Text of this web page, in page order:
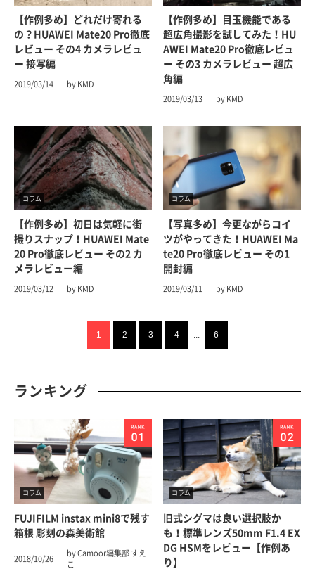
【作例多め】どれだけ寄れる
の？HUAWEI Mate20 Pro徹底
レビュー その4 カメラレビュ
ー 接写編
2019/03/14 by KMD
【作例多め】目玉機能である
超広角撮影を試してみた！HU
AWEI Mate20 Pro徹底レビュ
ー その3 カメラレビュー 超広
角編
2019/03/13 by KMD
コラム
【作例多め】初日は気軽に街
撮りスナップ！HUAWEI Mate
20 Pro徹底レビュー その2 カ
メラレビュー編
2019/03/12 by KMD
コラム
【写真多め】今更ながらコイ
ツがやってきた！HUAWEI Ma
te20 Pro徹底レビュー その1
開封編
2019/03/11 by KMD
1 2 3 4 ... 6
ランキング
コラム
FUJIFILM instax mini8で残す
箱根 彫刻の森美術館
2018/10/26
by Camoor編集部 すえ
こ
コラム
旧式シグマは良い選択肢か
も！標準レンズ50mm F1.4 EX
DG HSMをレビュー【作例あ
り】